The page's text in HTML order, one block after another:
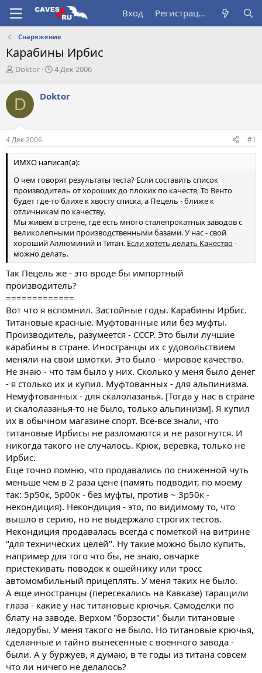
Вход Регистрация
Снаряжение
Карабины Ирбис
А
т
о
р
т
е
м
ы
Doktor
Д
а
ч
л
а
4 Дек 2006
D Doktor
4 Дек 2006 #1
ИМХО написал(а):
О чем говорят результаты теста? Если составить список
производитель от хороших до плохих по качеств, То Венто
будет где-то блихе к хвосту списка, а Пецель - ближе к
отличникам по качеству.
Мы живем в стрене, где есть много сталепрокатных заводов с
великолепными производственными базами. У нас - свой
хороший Аллюминий и Титан. Если хотеть делать Качество-
можно делать.
Так Пецель же - это вроде бы импортный
производитель?
=============
Вот что я вспомнил. Застойные годы. Карабины Ирбис.
Титановые красные. Муфтованные или без муфты.
Производитель, разумеется - СССР. Это были лучшие
карабины в стране. Иностранцы их с удовольствием
меняли на свои шмотки. Это было - мировое качество.
Не знаю - что там было у них. Сколько у меня было денег
- я столько их и купил. Муфтованных - для альпинизма.
Немуфтованных - для скалолазанья. [Тогда у нас в стране
и скалолазанья-то не было, только альпинизм]. Я купил
их в обычном магазине спорт. Все-все знали, что
титановые Ирбисы не разломаются и не разогнутся. И
никогда такого не случалось. Крюк, веревка, только не
Ирбис.
Еще точно помню, что продавались по сниженной чуть
меньше чем в 2 раза цене (память подводит, по моему
так: 5р50к, 5р00к - без муфты, против ~ 3р50к -
некондиция). Некондиция - это, по видимому то, что
вышло в серию, но не выдержало строгих тестов.
Некондиция продавалась всегда с пометкой на витрине
"для технических целей". Ну такие можно было купить,
например для того что бы, не знаю, овчарке
пристекивать поводок к ошейнику или тросс
автомомбильный прицеплять. У меня таких не было.
А еще иностранцы (пересекались на Кавказе) таращили
глаза - какие у нас титановые крючья. Самоделки по
блату на заводе. Верхом "борзости" были титановые
ледорубы. У меня такого не было. Но титановые крючья,
сделанные и тайно вынесенные с военного завода -
были. А у буржуев, я думаю, в те годы из титана совсем
что ли ничего не делалось?